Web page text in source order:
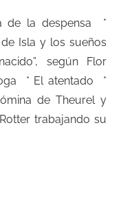
de la despensa *
Isla y los sueños
según Flor
* El atentado *
de Theurel y
trabajando su